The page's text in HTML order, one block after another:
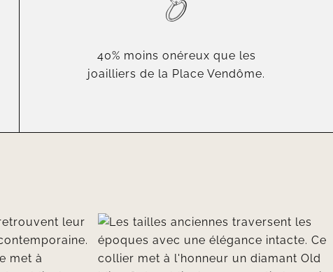
40% moins onéreux que les
joailliers de la Place Vendôme.